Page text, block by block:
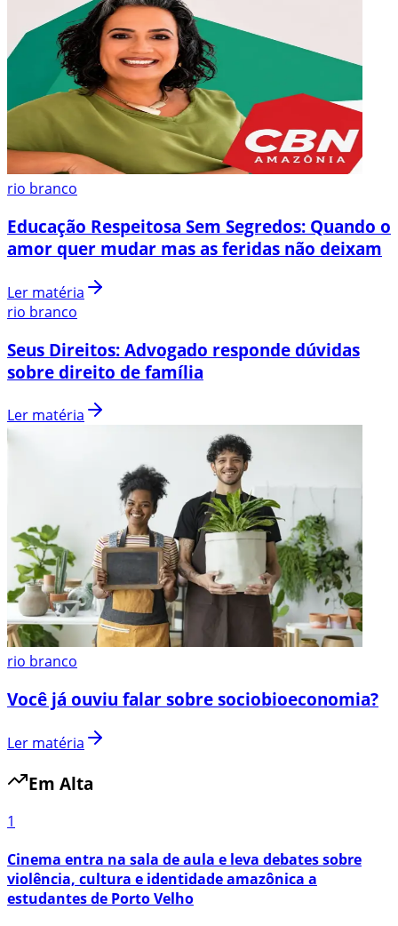
rio branco
Educação Respeitosa Sem Segredos: Quando o
amor quer mudar mas as feridas não deixam
Ler matéria
rio branco
Seus Direitos: Advogado responde dúvidas
sobre direito de família
Ler matéria
rio branco
Você já ouviu falar sobre sociobioeconomia?
Ler matéria
Em Alta
1
Cinema entra na sala de aula e leva debates sobre
violência, cultura e identidade amazônica a
estudantes de Porto Velho